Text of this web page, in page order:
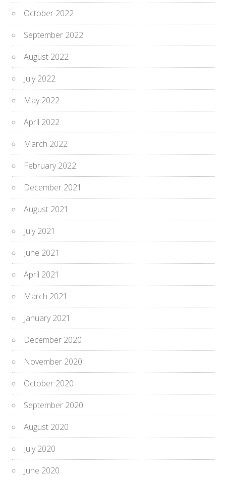
October 2022
September 2022
August 2022
July 2022
May 2022
April 2022
March 2022
February 2022
December 2021
August 2021
July 2021
June 2021
April 2021
March 2021
January 2021
December 2020
November 2020
October 2020
September 2020
August 2020
July 2020
June 2020